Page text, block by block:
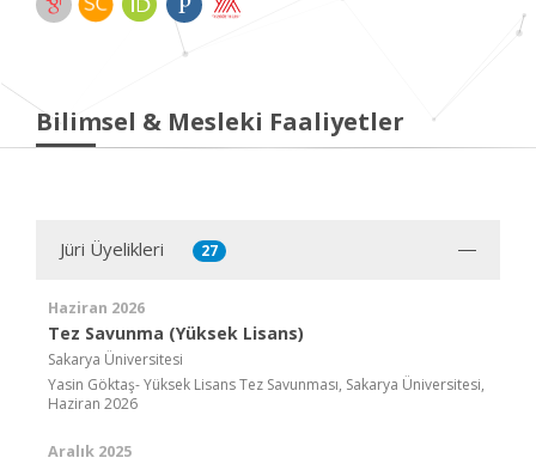
Bilimsel & Mesleki Faaliyetler
Jüri Üyelikleri 27
Haziran 2026
Tez Savunma (Yüksek Lisans)
Sakarya Üniversitesi
Yasin Göktaş- Yüksek Lisans Tez Savunması, Sakarya Üniversitesi,
Haziran 2026
Aralık 2025